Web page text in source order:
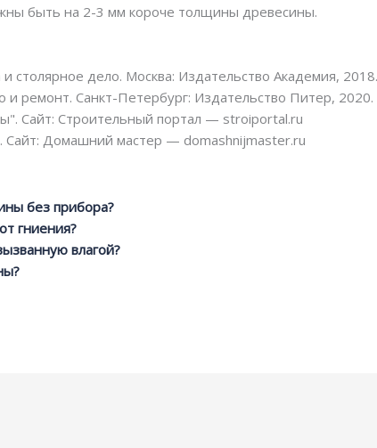
быть на 2-3 мм короче толщины древесины.
столярное дело. Москва: Издательство Академия, 2018.
и ремонт. Санкт-Петербург: Издательство Питер, 2020.
Сайт: Строительный портал — stroiportal.ru
Сайт: Домашний мастер — domashnijmaster.ru
без прибора?
гниения?
влагой?